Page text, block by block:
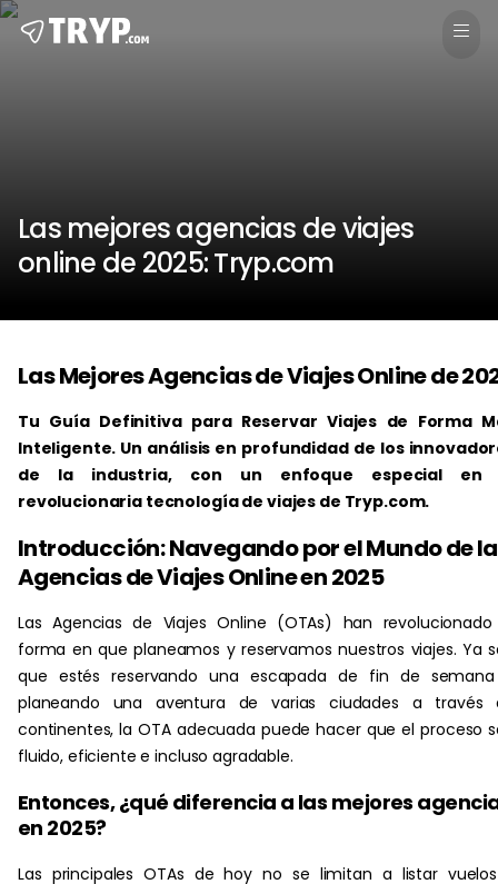
Las mejores agencias de viajes
online de 2025: Tryp.com
Las Mejores Agencias de Viajes Online de
Tu Guía Definitiva para Reservar Viajes de Forma
Inteligente. Un análisis en profundidad de los
de la industria, con un enfoque especial en
revolucionaria tecnología de viajes de Tryp.com.
Introducción: Navegando por el Mundo de
Agencias de Viajes Online en 2025
Las Agencias de Viajes Online (OTAs) han
forma en que planeamos y reservamos nuestros viajes. Ya
que estés reservando una escapada de fin de
planeando una aventura de varias ciudades a través
continentes, la OTA adecuada puede hacer que el proceso
fluido, eficiente e incluso agradable.
Entonces, ¿qué diferencia a las mejores
en 2025?
Las principales OTAs de hoy no se limitan a listar